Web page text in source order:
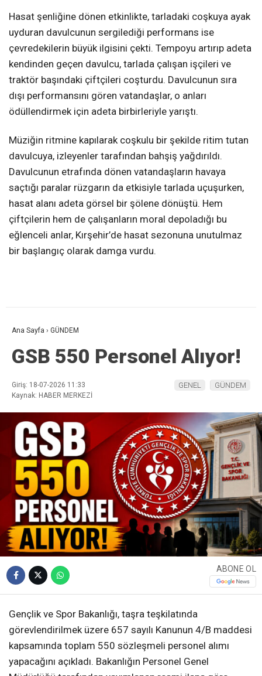
Hasat şenliğine dönen etkinlikte, tarladaki coşkuya ayak
uyduran davulcunun sergilediği performans ise
çevredekilerin büyük ilgisini çekti. Tempoyu artırıp adeta
kendinden geçen davulcu, tarlada çalışan işçileri ve
traktör başındaki çiftçileri coşturdu. Davulcunun sıra
dışı performansını gören vatandaşlar, o anları
ödüllendirmek için adeta birbirleriyle yarıştı.
Müziğin ritmine kapılarak coşkulu bir şekilde ritim tutan
davulcuya, izleyenler tarafından bahşiş yağdırıldı.
Davulcunun etrafında dönen vatandaşların havaya
saçtığı paralar rüzgarın da etkisiyle tarlada uçuşurken,
hasat alanı adeta görsel bir şölene dönüştü. Hem
çiftçilerin hem de çalışanların moral depoladığı bu
eğlenceli anlar, Kırşehir’de hasat sezonuna unutulmaz
bir başlangıç olarak damga vurdu.
Ana Sayfa › GÜNDEM
GSB 550 Personel Alıyor!
Giriş: 18-07-2026 11:33
Kaynak: HABER MERKEZİ
GENEL GÜNDEM
ABONE OL
Gençlik ve Spor Bakanlığı, taşra teşkilatında
görevlendirilmek üzere 657 sayılı Kanunun 4/B maddesi
kapsamında toplam 550 sözleşmeli personel alımı
yapacağını açıkladı. Bakanlığın Personel Genel